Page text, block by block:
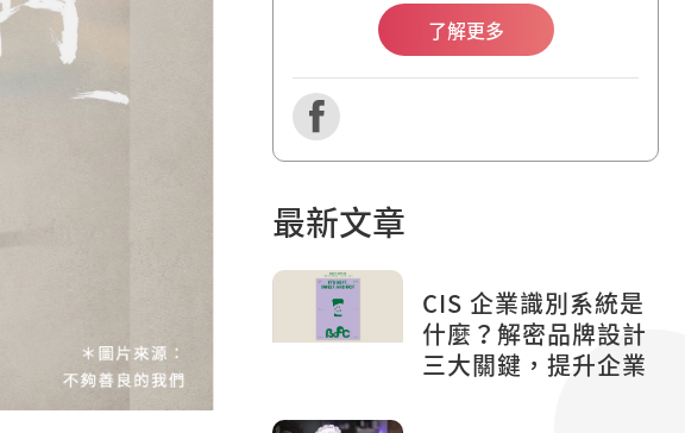
了解更多
最新文章
CIS 企業識別系統是
什麼？解密品牌設計
三大關鍵，提升企業